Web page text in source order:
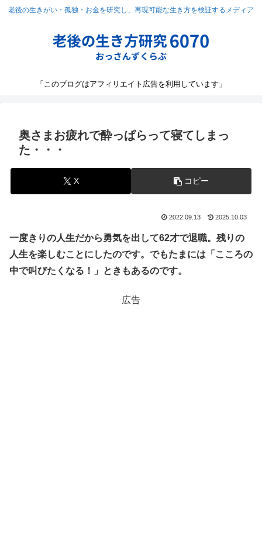
老後の生きがい・孤独・お金を研究し、再現可能な生き方を検証するメディア
「このブログはアフィリエイト広告を利用しています」
奥さまお疲れで酔っぱらって寝てしまっ
た・・・
X コピー
2022.09.13 2025.10.03
一度きりの人生だから勇気を出して62才で退職。残りの
人生を楽しむことにしたのです。でもたまには「こころの
中で叫びたくなる！」ときもあるのです。
広告